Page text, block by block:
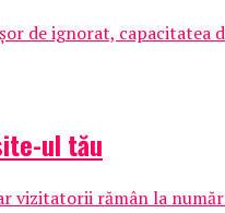
de ignorat, capacitatea
ul tău
vizitatorii rămân la